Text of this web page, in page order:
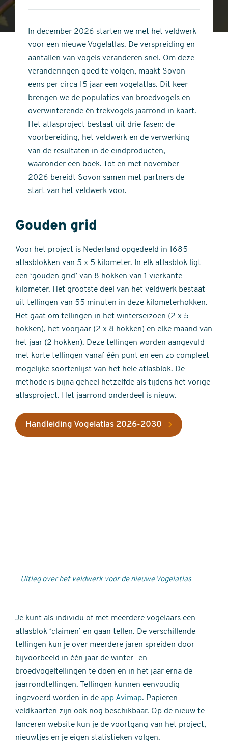
stars
of
stars
In december 2026 starten we met het veldwerk
voor een nieuwe Vogelatlas. De verspreiding en
aantallen van vogels veranderen snel. Om deze
veranderingen goed te volgen, maakt Sovon
eens per circa 15 jaar een vogelatlas. Dit keer
brengen we de populaties van broedvogels en
overwinterende én trekvogels jaarrond in kaart.
Het atlasproject bestaat uit drie fasen: de
voorbereiding, het veldwerk en de verwerking
van de resultaten in de eindproducten,
waaronder een boek. Tot en met november
2026 bereidt Sovon samen met partners de
start van het veldwerk voor.
Gouden grid
Voor het project is Nederland opgedeeld in 1685
atlasblokken van 5 x 5 kilometer. In elk atlasblok ligt
een ‘gouden grid’ van 8 hokken van 1 vierkante
kilometer. Het grootste deel van het veldwerk bestaat
uit tellingen van 55 minuten in deze kilometerhokken.
Het gaat om tellingen in het winterseizoen (2 x 5
hokken), het voorjaar (2 x 8 hokken) en elke maand van
het jaar (2 hokken). Deze tellingen worden aangevuld
met korte tellingen vanaf één punt en een zo compleet
mogelijke soortenlijst van het hele atlasblok. De
methode is bijna geheel hetzelfde als tijdens het vorige
atlasproject. Het jaarrond onderdeel is nieuw.
Handleiding Vogelatlas 2026-2030
Uitleg over het veldwerk voor de nieuwe Vogelatlas
Je kunt als individu of met meerdere vogelaars een
atlasblok ‘claimen’ en gaan tellen. De verschillende
tellingen kun je over meerdere jaren spreiden door
bijvoorbeeld in één jaar de winter- en
broedvogeltellingen te doen en in het jaar erna de
jaarrondtellingen. Tellingen kunnen eenvoudig
ingevoerd worden in de app Avimap. Papieren
veldkaarten zijn ook nog beschikbaar. Op de nieuw te
lanceren website kun je de voortgang van het project,
nieuwtjes en je eigen statistieken volgen.